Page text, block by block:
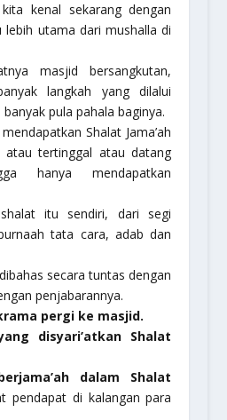
kenal sekarang dengan
utama dari mushalla di
masjid bersangkutan,
langkah yang dilalui
pula pahala baginya.
Shalat Jama’ah
atau tertinggal atau datang
hanya mendapatkan
itu sendiri, dari segi
tata cara, adab dan
secara tuntas dengan
penjabarannya.
pergi ke masjid.
disyari’atkan Shalat
dalam Shalat
pendapat di kalangan para